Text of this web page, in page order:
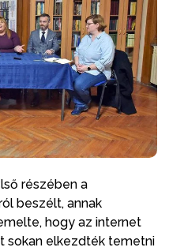
részében a
beszélt, annak
hogy az internet
sokan elkezdték temetni